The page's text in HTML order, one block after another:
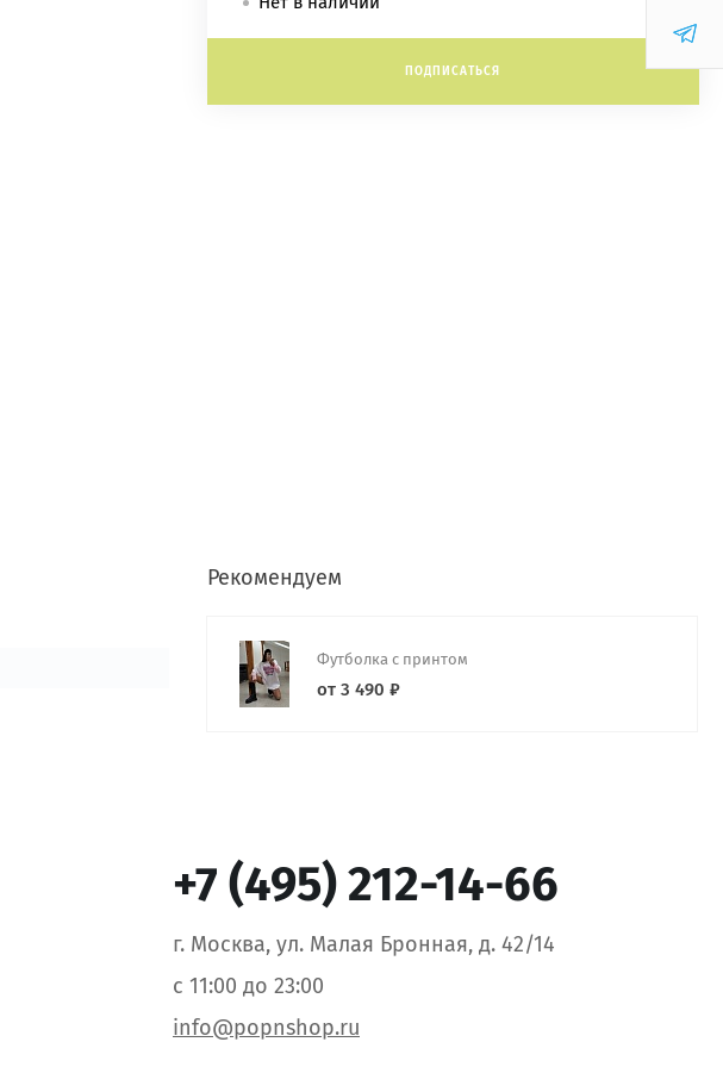
ПОДПИСАТЬСЯ
Рекомендуем
Футболка с принтом
от 3 490 ₽
+7 (495) 212-14-66
г. Москва, ул. Малая Бронная, д. 42/14
с 11:00 до 23:00
info@popnshop.ru